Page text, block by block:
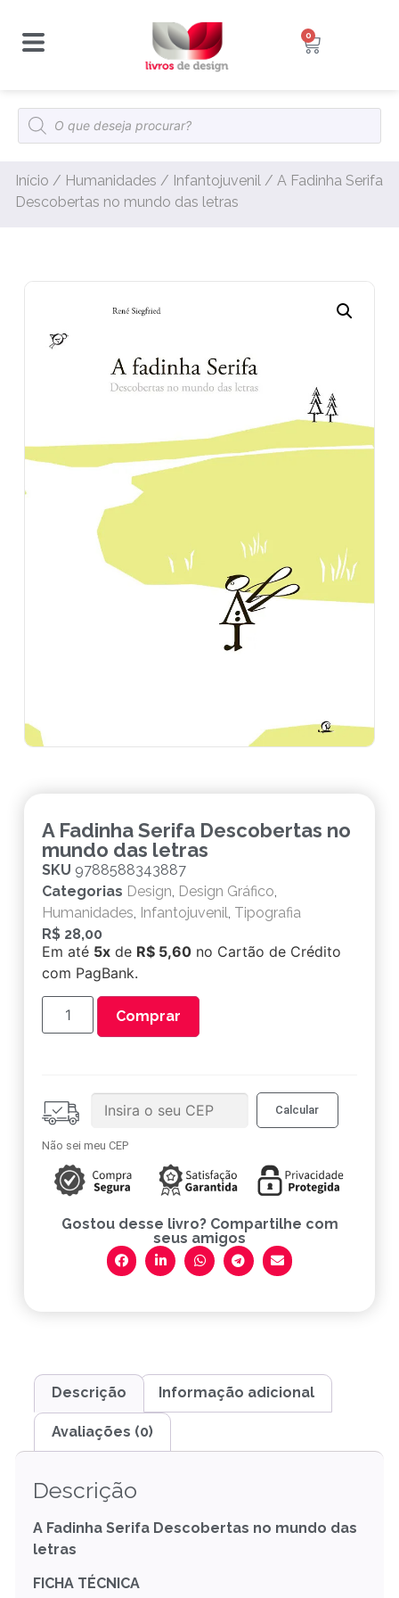
0
Início / Humanidades / Infantojuvenil / A Fadinha Serifa
Descobertas no mundo das letras
A Fadinha Serifa Descobertas no
mundo das letras
SKU 9788588343887
Categorias Design, Design Gráfico,
Humanidades, Infantojuvenil, Tipografia
R$ 28,00
Em até 5x de R$ 5,60 no Cartão de Crédito
com PagBank.
Comprar
Não sei meu CEP
Gostou desse livro? Compartilhe com
seus amigos
Descrição Informação adicional
Avaliações (0)
Descrição
A Fadinha Serifa Descobertas no mundo das
letras
FICHA TÉCNICA